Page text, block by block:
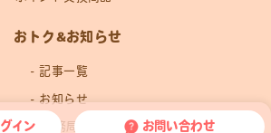
おトク&お知らせ
記事一覧
お知らせ
運営事務局news
イン お問い合わせ